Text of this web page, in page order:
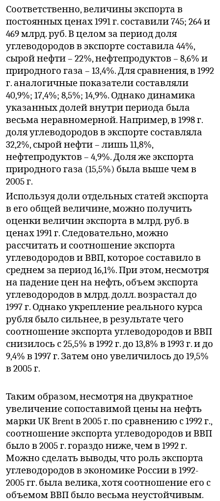
Соответственно, величины экспорта в
постоянных ценах 1991 г. составили 745; 264 и
469 млрд. руб. В целом за период доля
углеводородов в экспорте составила 44%,
сырой нефти – 22%, нефтепродуктов – 8,6% и
природного газа – 13,4%. Для сравнения, в 1992
г. аналогичные показатели составляли
40,9%; 17,4%; 8,5%; 14,9%. Однако динамика
указанных долей внутри периода была
весьма неравномерной. Например, в 1998 г.
доля углеводородов в экспорте составляла
32,2%, сырой нефти – лишь 11,8%,
нефтепродуктов – 4,9%. Доля же экспорта
природного газа (15,5%) была выше чем в
2005 г.
Используя доли отдельных статей экспорта
в его общей величине, можно получить
оценки величин экспорта в млрд. руб. в
ценах 1991 г. Следовательно, можно
рассчитать и соотношение экспорта
углеводородов и ВВП, которое составило в
среднем за период 16,1%. При этом, несмотря
на падение цен на нефть, объем экспорта
углеводородов в млрд. долл. возрастал до
1997 г. Однако укрепление реального курса
рубля было сильнее, в результате чего
соотношение экспорта углеводородов и ВВП
снизилось с 25,5% в 1992 г. до 13,8% в 1993 г. и до
9,4% в 1997 г. Затем оно увеличилось до 19,5%
в 2005 г.
Таким образом, несмотря на двукратное
увеличение сопоставимой цены на нефть
марки UK Brent в 2005 г. по сравнению с 1992 г.,
соотношение экспорта углеводородов и ВВП
было в 2005 г. гораздо ниже, чем в 1992 г.
Можно сделать выводы, что роль экспорта
углеводородов в экономике России в 1992-
2005 гг. была велика, хотя соотношение его с
объемом ВВП было весьма неустойчивым.